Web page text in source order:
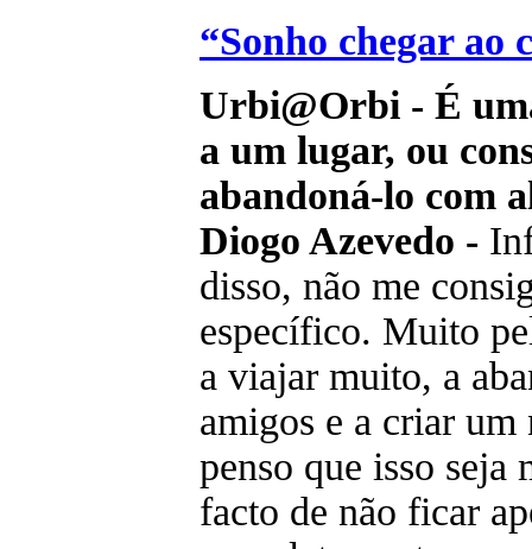
“Sonho chegar ao
Urbi@Orbi - É
a um lugar, ou
abandoná-lo com
Diogo Azevedo -
disso, não me
específico. Muito
a viajar muito, a
amigos e a criar
penso que isso seja
facto de não ficar